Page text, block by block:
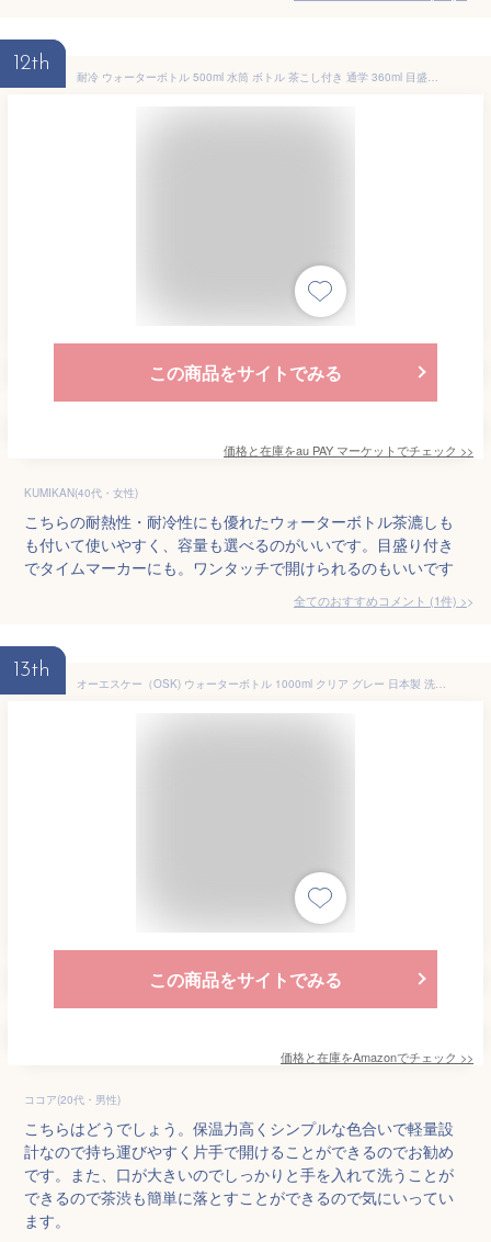
12th
耐冷 ウォーターボトル 500ml 水筒 ボトル 茶こし付き 通学 360ml 目盛り付き ウォーターボトル 耐熱 洗いやすい 蓋つき ワンタッチオー
この商品をサイトでみる
価格と在庫をau PAY マーケットでチェック >>
KUMIKAN(40代・女性)
こちらの耐熱性・耐冷性にも優れたウォーターボトル茶漉しも
も付いて使いやすく、容量も選べるのがいいです。目盛り付き
でタイムマーカーにも。ワンタッチで開けられるのもいいです
全てのおすすめコメント (1件) >
13th
オーエスケー（OSK) ウォーターボトル 1000ml クリア グレー 日本製 洗いやすい 持ち手 パッキン 付 軽量 常温 LIPPY BC-1000
この商品をサイトでみる
価格と在庫をAmazonでチェック >>
ココア(20代・男性)
こちらはどうでしょう。保温力高くシンプルな色合いで軽量設
計なので持ち運びやすく片手で開けることができるのでお勧め
です。また、口が大きいのでしっかりと手を入れて洗うことが
できるので茶渋も簡単に落とすことができるので気にいってい
ます。